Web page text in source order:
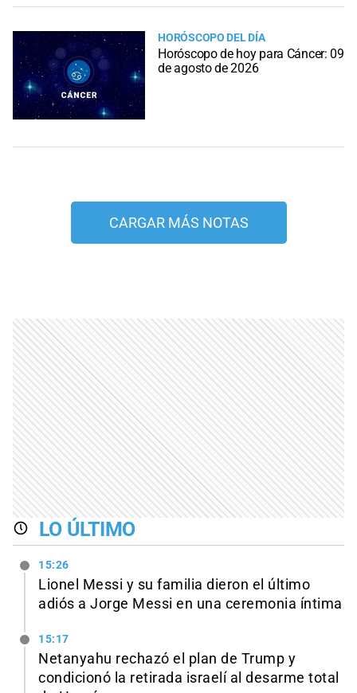
HORÓSCOPO DEL DÍA
Horóscopo de hoy para Cáncer: 09
de agosto de 2026
CARGAR MÁS NOTAS
LO ÚLTIMO
15:26
Lionel Messi y su familia dieron el último
adiós a Jorge Messi en una ceremonia íntima
15:17
Netanyahu rechazó el plan de Trump y
condicionó la retirada israelí al desarme total